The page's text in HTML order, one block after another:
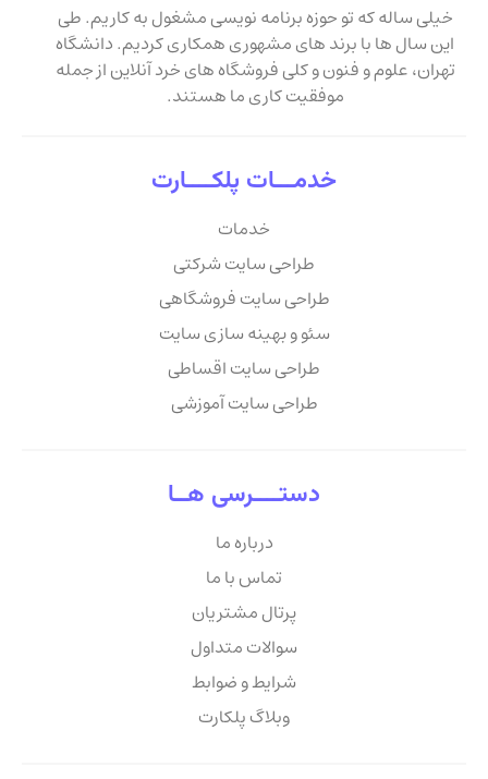
خیلی ساله که تو حوزه برنامه نویسی مشغول به کاریم. طی
این سال ها با برند های مشهوری همکاری کردیم. دانشگاه
تهران، علوم و فنون و کلی فروشگاه های خرد آنلاین از جمله
موفقیت کاری ما هستند.
خدمـــات پلکــــارت
خدمات
طراحی سایت شرکتی
طراحی سایت فروشگاهی
سئو و بهینه سازی سایت
طراحی سایت اقساطی
طراحی سایت آموزشی
دستــــرسی هــا
درباره ما
تماس با ما
پرتال مشتریان
سوالات متداول
شرایط و ضوابط
وبلاگ پلکارت